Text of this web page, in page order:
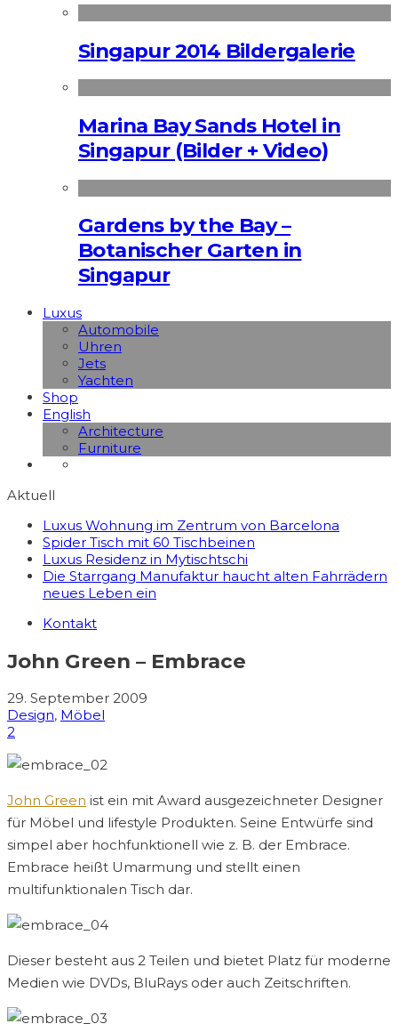
Singapur 2014 Bildergalerie
Marina Bay Sands Hotel in
Singapur (Bilder + Video)
Gardens by the Bay –
Botanischer Garten in
Singapur
Luxus
Automobile
Uhren
Jets
Yachten
Shop
English
Architecture
Furniture
Aktuell
Luxus Wohnung im Zentrum von Barcelona
Spider Tisch mit 60 Tischbeinen
Luxus Residenz in Mytischtschi
Die Starrgang Manufaktur haucht alten Fahrrädern
neues Leben ein
Kontakt
John Green – Embrace
29. September 2009
Design, Möbel
2
John Green ist ein mit Award ausgezeichneter Designer
für Möbel und lifestyle Produkten. Seine Entwürfe sind
simpel aber hochfunktionell wie z. B. der Embrace.
Embrace heißt Umarmung und stellt einen
multifunktionalen Tisch dar.
Dieser besteht aus 2 Teilen und bietet Platz für moderne
Medien wie DVDs, BluRays oder auch Zeitschriften.